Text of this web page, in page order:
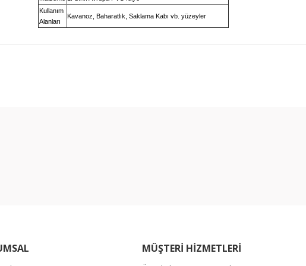
Kullanım
Alanları
Kavanoz, Baharatlık, Saklama Kabı vb. yüzeyler
MÜŞTERİ HİZMETLERİ